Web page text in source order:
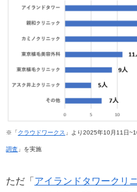
※「クラウドワークス 」より2025年10月11日
調査 」を実施
ただ「 アイランドタワークリ